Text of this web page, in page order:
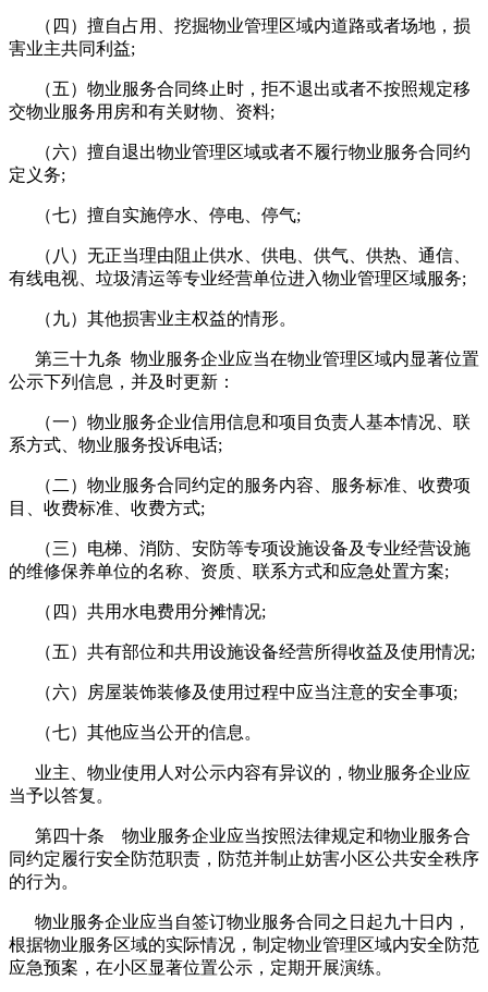
（四）擅自占用、挖掘物业管理区域内道路或者场地，损
害业主共同利益;
（五）物业服务合同终止时，拒不退出或者不按照规定移
交物业服务用房和有关财物、资料;
（六）擅自退出物业管理区域或者不履行物业服务合同约
定义务;
（七）擅自实施停水、停电、停气;
（八）无正当理由阻止供水、供电、供气、供热、通信、
有线电视、垃圾清运等专业经营单位进入物业管理区域服务;
（九）其他损害业主权益的情形。
第三十九条 物业服务企业应当在物业管理区域内显著位置
公示下列信息，并及时更新：
（一）物业服务企业信用信息和项目负责人基本情况、联
系方式、物业服务投诉电话;
（二）物业服务合同约定的服务内容、服务标准、收费项
目、收费标准、收费方式;
（三）电梯、消防、安防等专项设施设备及专业经营设施
的维修保养单位的名称、资质、联系方式和应急处置方案;
（四）共用水电费用分摊情况;
（五）共有部位和共用设施设备经营所得收益及使用情况;
（六）房屋装饰装修及使用过程中应当注意的安全事项;
（七）其他应当公开的信息。
业主、物业使用人对公示内容有异议的，物业服务企业应
当予以答复。
第四十条 物业服务企业应当按照法律规定和物业服务合
同约定履行安全防范职责，防范并制止妨害小区公共安全秩序
的行为。
物业服务企业应当自签订物业服务合同之日起九十日内，
根据物业服务区域的实际情况，制定物业管理区域内安全防范
应急预案，在小区显著位置公示，定期开展演练。